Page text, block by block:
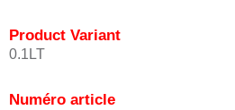
Product Variant
0.1LT
Numéro article